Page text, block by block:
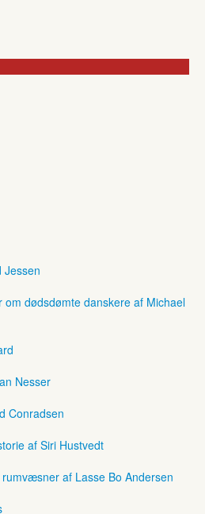
Jessen
dødsdømte danskere af Michael
Nesser
Conradsen
af Siri Hustvedt
af Lasse Bo Andersen